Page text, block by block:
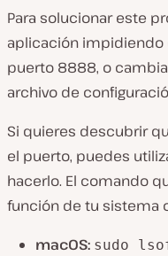
Para solucionar este
aplicación impidiendo
puerto 8888, o
archivo de
Si quieres descubrir
el puerto, puedes
hacerlo. El comando
función de tu sistema
macOS: sudo